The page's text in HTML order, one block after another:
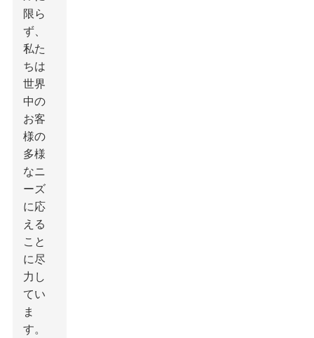
限ら
ず、
私た
ちは
世界
中の
お客
様の
多様
なニ
ーズ
に応
える
こと
に尽
力し
てい
ま
す。